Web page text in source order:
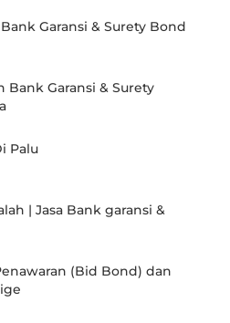
Garansi & Surety Bond
Bank Garansi & Surety
Palu
| Jasa Bank garansi &
(Bid Bond) dan